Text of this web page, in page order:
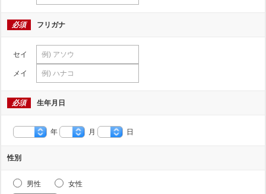
必須 フリガナ
セイ
メイ
必須 生年月日
年 月 日
性別
男性
女性